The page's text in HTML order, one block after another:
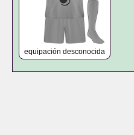
equipación desconocida